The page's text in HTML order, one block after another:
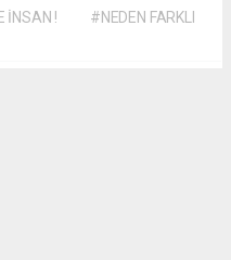
İNSAN !
#NEDEN FARKLI